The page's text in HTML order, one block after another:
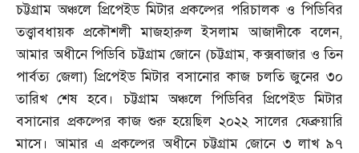
চট্টগ্রাম অঞ্চলে প্রিপেইড মিটার প্রকল্পের পরিচালক ও পিডিবির
তত্ত্বাবধায়ক প্রকৌশলী মাজহারুল ইসলাম আজাদীকে বলেন,
আমার অধীনে পিডিবি চট্টগ্রাম জোনে (চট্টগ্রাম,কক্সবাজার ও তিন
পার্বত্য জেলা)প্রিপেইড মিটার বসানোর কাজ চলতি জুনের ৩০
তারিখ শেষ হবে। চট্টগ্রাম অঞ্চলে পিডিবির প্রিপেইড মিটার
বসানোর প্রকল্পের কাজ শুরু হয়েছিল ২০২২ সালের ফেব্রুয়ারি
মাসে। আমার এ প্রকল্পের অধীনে চট্টগ্রাম জোনে ৩ লাখ ৯৭